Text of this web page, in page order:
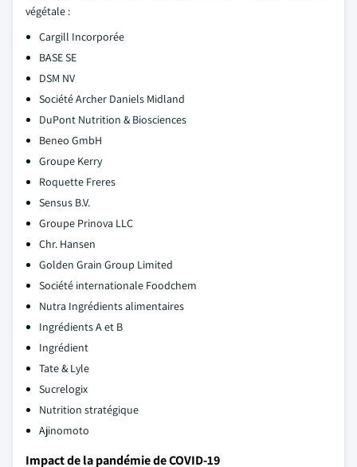
végétale :
Cargill Incorporée
BASE SE
DSM NV
Société Archer Daniels Midland
DuPont Nutrition & Biosciences
Beneo GmbH
Groupe Kerry
Roquette Freres
Sensus B.V.
Groupe Prinova LLC
Chr. Hansen
Golden Grain Group Limited
Société internationale Foodchem
Nutra Ingrédients alimentaires
Ingrédients A et B
Ingrédient
Tate & Lyle
Sucrelogix
Nutrition stratégique
Ajinomoto
Impact de la pandémie de COVID-19